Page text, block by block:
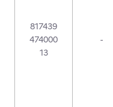
817439
474000
13
-